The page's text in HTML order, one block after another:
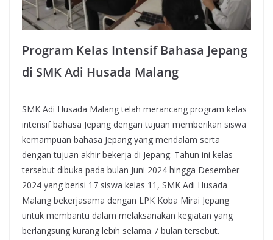
Program Kelas Intensif Bahasa Jepang
di SMK Adi Husada Malang
SMK Adi Husada Malang telah merancang program kelas
intensif bahasa Jepang dengan tujuan memberikan siswa
kemampuan bahasa Jepang yang mendalam serta
dengan tujuan akhir bekerja di Jepang. Tahun ini kelas
tersebut dibuka pada bulan Juni 2024 hingga Desember
2024 yang berisi 17 siswa kelas 11, SMK Adi Husada
Malang bekerjasama dengan LPK Koba Mirai Jepang
untuk membantu dalam melaksanakan kegiatan yang
berlangsung kurang lebih selama 7 bulan tersebut.